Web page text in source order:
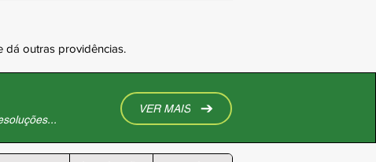
dá outras providências.
VER MAIS